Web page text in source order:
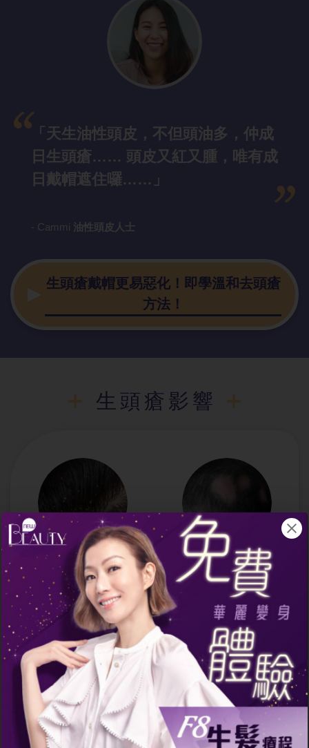
「天生油性頭皮，不但頭油多，仲成
日生頭瘡…… 頭皮又紅又腫，唯有成
日戴帽遮住囉……」
- Cammi 油性頭皮人士
生頭瘡戴帽更易惡化！即學溫和去頭瘡
方法！
生頭瘡影響
增加頭皮屑
如果頭皮上長有頭瘡，有
機會出現頭皮屑增加的問
題。因為大部分有頭瘡問
題的人士，頭油分泌都較
為旺盛，容易令頭皮屑增
加，並呈現片狀、塊狀的
情形。另外，當頭瘡開始
癒好時，頭瘡位置結痂的
部分亦會開始脫落，導致
頭皮問題出現。
頭皮留有疤痕
頭瘡和暗瘡一樣，痊癒後
有機會在頭皮上留下疤
痕。頭瘡發作時，皮脂腺
會出現發炎症狀，頭皮組
織受到刺激下有可能受
損，即使癒合後也會留
疤，當頭瘡出現的範圍增
多，便有可能引致頭皮皮
膚組織增厚，影響外表。